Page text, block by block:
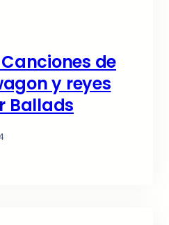
de
y reyes
Ballads